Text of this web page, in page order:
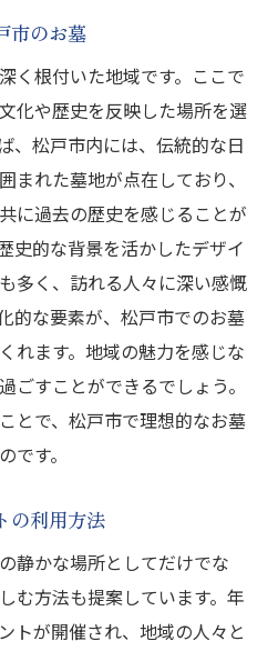
高めるために
ぶためのまとめ
ための選択
で得た知識
想のお墓選び
市のお墓
く根付いた地域です。ここで
化や歴史を反映した場所を選
、松戸市内には、伝統的な日
まれた墓地が点在しており、
に過去の歴史を感じることが
史的な背景を活かしたデザイ
多く、訪れる人々に深い感慨
的な要素が、松戸市でのお墓
れます。地域の魅力を感じな
ごすことができるでしょう。
とで、松戸市で理想的なお墓
です。
の利用方法
静かな場所としてだけでな
む方法も提案しています。年
トが開催され、地域の人々と